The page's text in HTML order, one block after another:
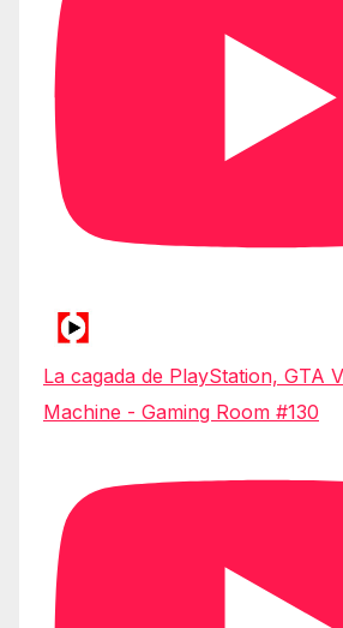
La cagada de PlayStation, GTA
Machine - Gaming Room #130